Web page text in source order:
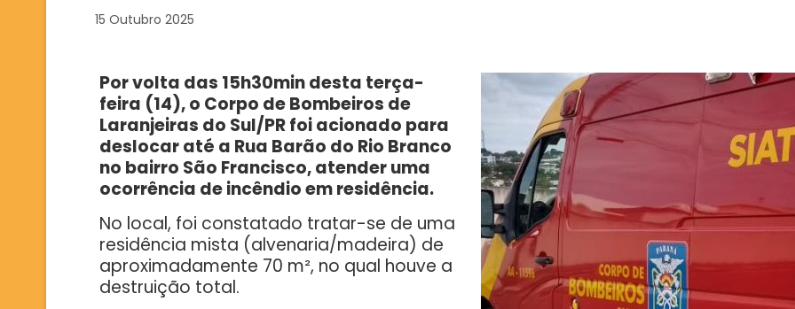
15 Outubro 2025
Por volta das 15h30min desta terça-
feira (14), o Corpo de Bombeiros de
Laranjeiras do Sul/PR foi acionado para
deslocar até a Rua Barão do Rio Branco
no bairro São Francisco, atender uma
ocorrência de incêndio em residência.
No local, foi constatado tratar-se de uma
residência mista (alvenaria/madeira) de
aproximadamente 70 m², no qual houve a
destruição total.